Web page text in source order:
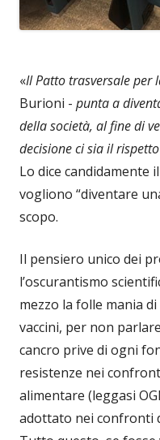
«Il Patto trasversale per
Burioni - punta a
della società, al fine di
decisione ci sia il
Lo dice candidamente
vogliono “diventare
scopo.
Il pensiero unico dei
l’oscurantismo
mezzo la folle mania
vaccini, per non
cancro prive di ogni
resistenze nei
alimentare (leggasi
adottato nei confronti